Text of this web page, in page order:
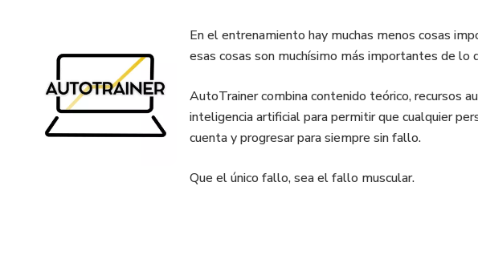
En el entrenamiento hay muchas menos cosas
esas cosas son muchísimo más importantes de lo
AutoTrainer combina contenido teórico, recursos
inteligencia artificial para permitir que cualquier
cuenta y progresar para siempre sin fallo.
Que el único fallo, sea el fallo muscular.